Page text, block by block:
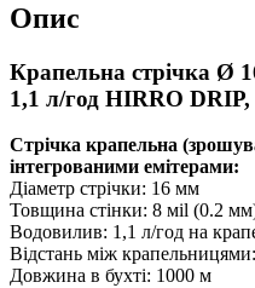
16081130-
Опис
Крапельна стрічка Ø
1,1 л/год HIRRO
Стрічка крапельна
інтегрованими емітерами:
Діаметр стрічки: 16 мм
Товщина стінки: 8 мil (0.2
Водовилив: 1,1 л/год на
Відстань між
Довжина в бухті: 1000 м